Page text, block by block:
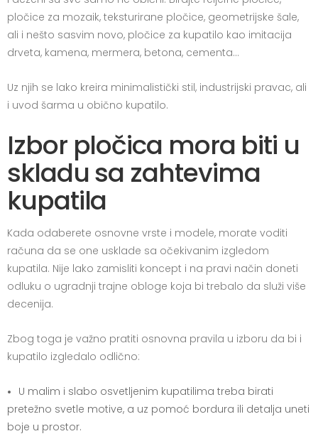
pločice za mozaik, teksturirane pločice, geometrijske šale,
ali i nešto sasvim novo, pločice za kupatilo kao imitacija
drveta, kamena, mermera, betona, cementa...
Uz njih se lako kreira minimalistički stil, industrijski pravac, ali
i uvod šarma u obično kupatilo.
Izbor pločica mora biti u
skladu sa zahtevima
kupatila
Kada odaberete osnovne vrste i modele, morate voditi
računa da se one usklade sa očekivanim izgledom
kupatila. Nije lako zamisliti koncept i na pravi način doneti
odluku o ugradnji trajne obloge koja bi trebalo da služi više
decenija.
Zbog toga je važno pratiti osnovna pravila u izboru da bi i
kupatilo izgledalo odlično:
U malim i slabo osvetljenim kupatilima treba birati
pretežno svetle motive, a uz pomoć bordura ili detalja uneti
boje u prostor.